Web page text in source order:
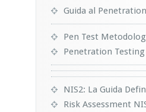
Guida al
Pen Test
Penetration
NIS2: La Guida
Risk Assessment